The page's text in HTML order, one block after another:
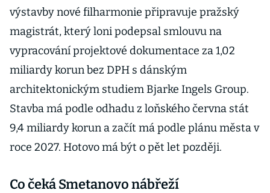
výstavby nové filharmonie připravuje pražský
magistrát, který loni podepsal smlouvu na
vypracování projektové dokumentace za 1,02
miliardy korun bez DPH s dánským
architektonickým studiem Bjarke Ingels Group.
Stavba má podle odhadu z loňského června stát
9,4 miliardy korun a začít má podle plánu města v
roce 2027. Hotovo má být o pět let později.
Co čeká Smetanovo nábřeží